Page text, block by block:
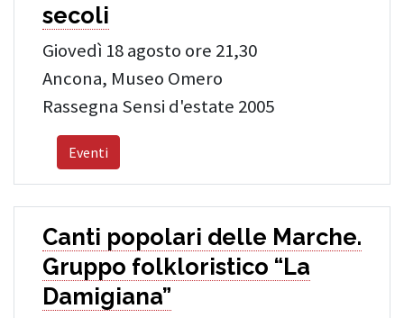
secoli
Giovedì 18 agosto ore 21,30
Ancona, Museo Omero
Rassegna Sensi d'estate 2005
Eventi
Canti popolari delle Marche.
Gruppo folkloristico “La
Damigiana”